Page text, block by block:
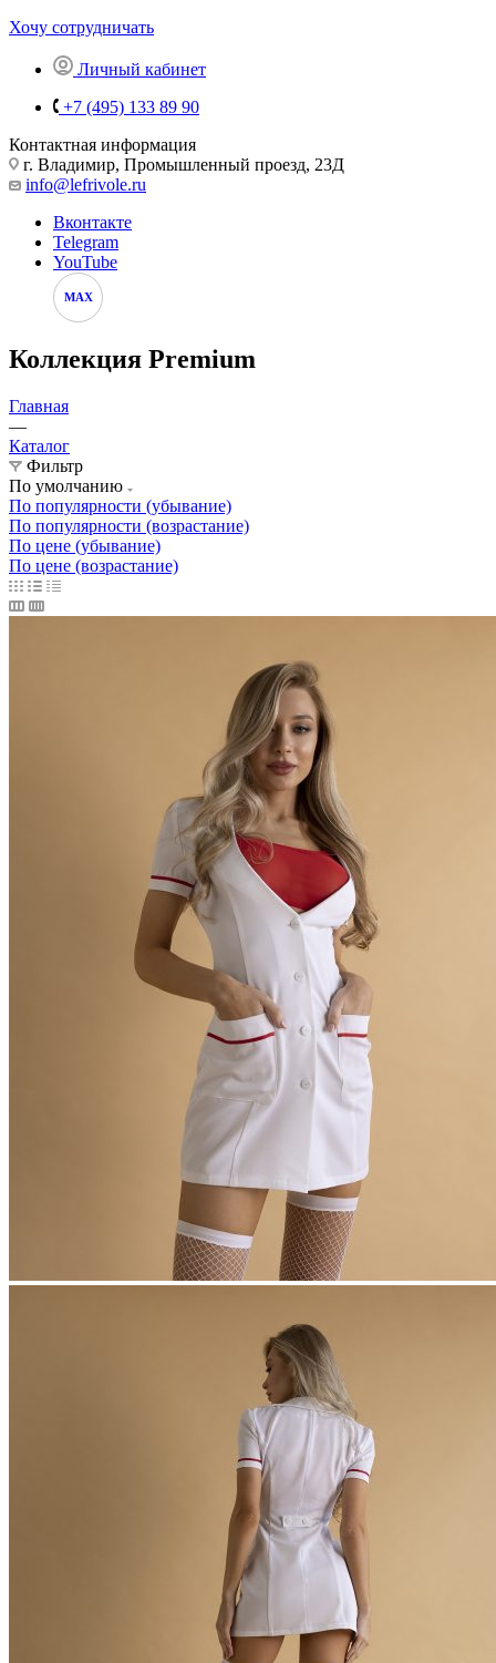
Хочу сотрудничать
Личный кабинет
+7 (495) 133 89 90
Контактная информация
г. Владимир, Промышленный проезд, 23Д
info@lefrivole.ru
Вконтакте
Telegram
YouTube
MAX
Коллекция Premium
Главная
—
Каталог
Фильтр
По умолчанию
По популярности (убывание)
По популярности (возрастание)
По цене (убывание)
По цене (возрастание)